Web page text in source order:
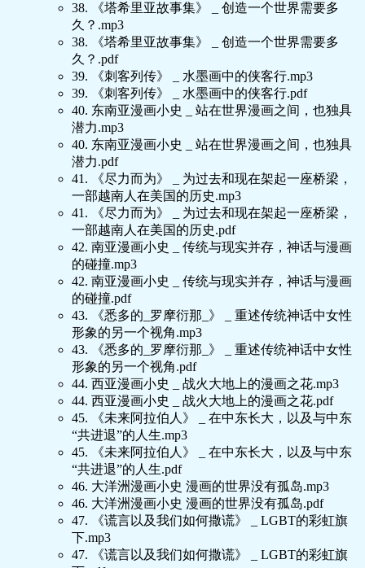
38. 《塔希里亚故事集》 _ 创造一个世界需要多
久？.mp3
38. 《塔希里亚故事集》 _ 创造一个世界需要多
久？.pdf
39. 《刺客列传》 _ 水墨画中的侠客行.mp3
39. 《刺客列传》 _ 水墨画中的侠客行.pdf
40. 东南亚漫画小史 _ 站在世界漫画之间，也独具
潜力.mp3
40. 东南亚漫画小史 _ 站在世界漫画之间，也独具
潜力.pdf
41. 《尽力而为》 _ 为过去和现在架起一座桥梁，
一部越南人在美国的历史.mp3
41. 《尽力而为》 _ 为过去和现在架起一座桥梁，
一部越南人在美国的历史.pdf
42. 南亚漫画小史 _ 传统与现实并存，神话与漫画
的碰撞.mp3
42. 南亚漫画小史 _ 传统与现实并存，神话与漫画
的碰撞.pdf
43. 《悉多的_罗摩衍那_》 _ 重述传统神话中女性
形象的另一个视角.mp3
43. 《悉多的_罗摩衍那_》 _ 重述传统神话中女性
形象的另一个视角.pdf
44. 西亚漫画小史 _ 战火大地上的漫画之花.mp3
44. 西亚漫画小史 _ 战火大地上的漫画之花.pdf
45. 《未来阿拉伯人》 _ 在中东长大，以及与中东
“共进退”的人生.mp3
45. 《未来阿拉伯人》 _ 在中东长大，以及与中东
“共进退”的人生.pdf
46. 大洋洲漫画小史 漫画的世界没有孤岛.mp3
46. 大洋洲漫画小史 漫画的世界没有孤岛.pdf
47. 《谎言以及我们如何撒谎》 _ LGBT的彩虹旗
下.mp3
47. 《谎言以及我们如何撒谎》 _ LGBT的彩虹旗